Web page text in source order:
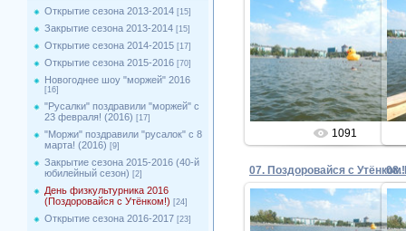
Открытие сезона 2013-2014 [15]
Закрытие сезона 2013-2014 [15]
Открытие сезона 2014-2015 [17]
Открытие сезона 2015-2016 [70]
Новогоднее шоу "моржей" 2016
[16]
"Русалки" поздравили "моржей" с
23 февраля! (2016) [17]
"Моржи" поздравили "русалок" с 8
марта! (2016) [9]
Закрытие сезона 2015-2016 (40-й
юбилейный сезон) [2]
День физкультурника 2016
(Поздоровайся с Утёнком!) [24]
Открытие сезона 2016-2017 [23]
13.08.2016
Admin
1091
07. Поздоровайся с Утёнком!
08.